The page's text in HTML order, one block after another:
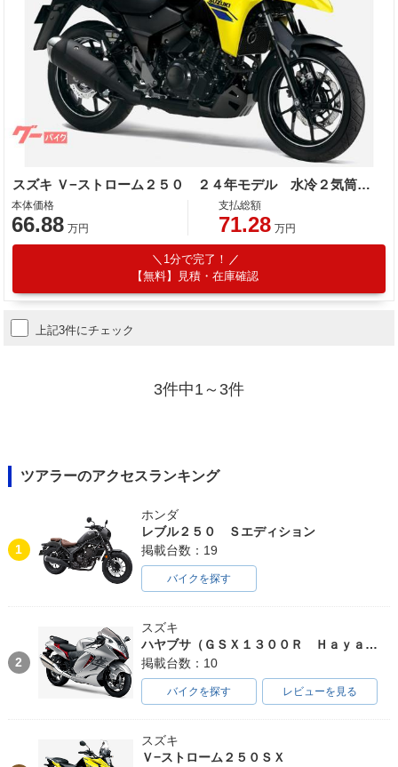
スズキ Ｖ−ストローム２５０ ２４年モデル 水冷２気筒エンジン
本体価格
66.88 万円
支払総額
71.28 万円
1分で完了！
【無料】見積・在庫確認
上記3件にチェック
3件中1～3件
ツアラーのアクセスランキング
1
ホンダ
レブル２５０ Ｓエディション
掲載台数：19
バイクを探す
2
スズキ
ハヤブサ（ＧＳＸ１３００Ｒ Ｈａｙａｂｕｓａ）
掲載台数：10
バイクを探す レビューを見る
スズキ
Ｖ−ストローム２５０ＳＸ